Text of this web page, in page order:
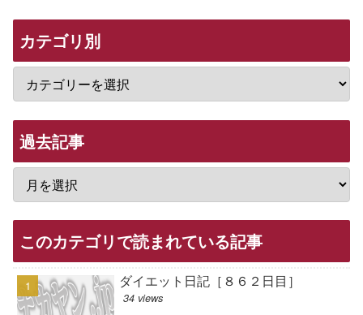
カテゴリ別
過去記事
このカテゴリで読まれている記事
ダイエット日記［８６２日目］
34 views